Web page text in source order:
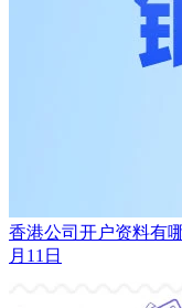
香港公司开户资料有
月11日